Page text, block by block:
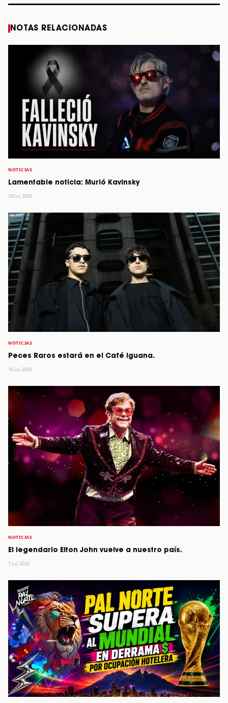
NOTAS RELACIONADAS
NOTICIAS
Lamentable noticia: Murió Kavinsky
29 Jul, 2026
NOTICIAS
Peces Raros estará en el Café Iguana.
16 Jul, 2026
NOTICIAS
El legendario Elton John vuelve a nuestro país.
7 Jul, 2026